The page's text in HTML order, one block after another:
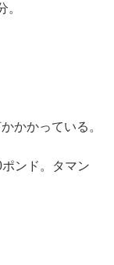
。
かかっている。
ンド。タマン